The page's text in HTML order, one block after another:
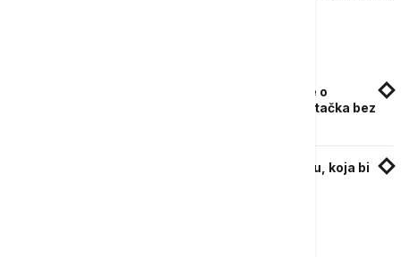
Scenarista Đorđe Milosavljević otkrio detalje o
nastavku "Kalkanskih krugova": "Pređena je tačka bez
Mima Karadžić: Milan i ja spremamo komediju, koja bi